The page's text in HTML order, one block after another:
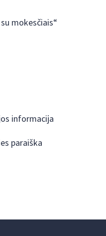
mokesčiais“
informacija
paraiška